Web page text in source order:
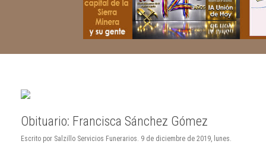
Obituario: Francisca Sánchez Gómez
Escrito por Salzillo Servicios Funerarios. 9 de diciembre de 2019, lunes.